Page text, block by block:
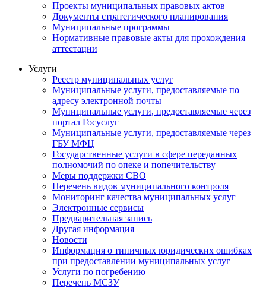
Проекты муниципальных правовых актов
Документы стратегического планирования
Муниципальные программы
Нормативные правовые акты для прохождения
аттестации
Услуги
Реестр муниципальных услуг
Муниципальные услуги, предоставляемые по
адресу электронной почты
Муниципальные услуги, предоставляемые через
портал Госуслуг
Муниципальные услуги, предоставляемые через
ГБУ МФЦ
Государственные услуги в сфере переданных
полномочий по опеке и попечительству
Меры поддержки СВО
Перечень видов муниципального контроля
Мониторинг качества муниципальных услуг
Электронные сервисы
Предварительная запись
Другая информация
Новости
Информация о типичных юридических ошибках
при предоставлении муниципальных услуг
Услуги по погребению
Перечень МСЗУ